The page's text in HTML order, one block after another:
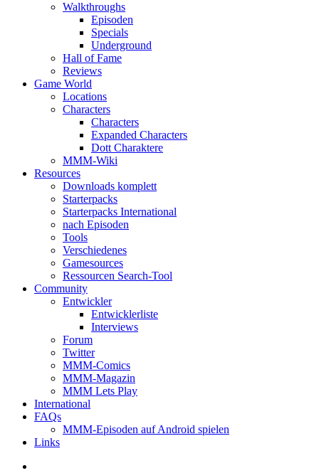
Walkthroughs
Episoden
Specials
Underground
Hall of Fame
Reviews
Game World
Locations
Characters
Characters
Expanded Characters
Dott Charaktere
MMM-Wiki
Resources
Downloads komplett
Starterpacks
Starterpacks International
nach Episoden
Tools
Verschiedenes
Gamesources
Ressourcen Search-Tool
Community
Entwickler
Entwicklerliste
Interviews
Forum
Twitter
MMM-Comics
MMM-Magazin
MMM Lets Play
International
FAQs
MMM-Episoden auf Android spielen
Links